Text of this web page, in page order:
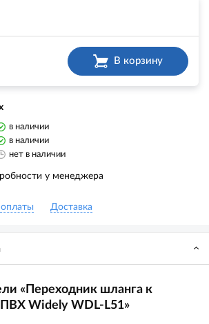
В корзину
в наличии
в наличии
нет в наличии
у менеджера
Доставка
«Переходник шланга к
Widely WDL-L51»